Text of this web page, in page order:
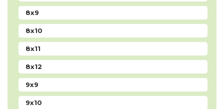
8x9
8x10
8x11
8x12
9x9
9x10